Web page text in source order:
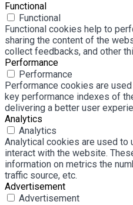
Functional
Functional
Functional cookies help to
sharing the content of the
collect feedbacks, and other
Performance
Performance
Performance cookies are
key performance indexes of
delivering a better user
Analytics
Analytics
Analytical cookies are used to
interact with the website.
information on metrics the
traffic source, etc.
Advertisement
Advertisement